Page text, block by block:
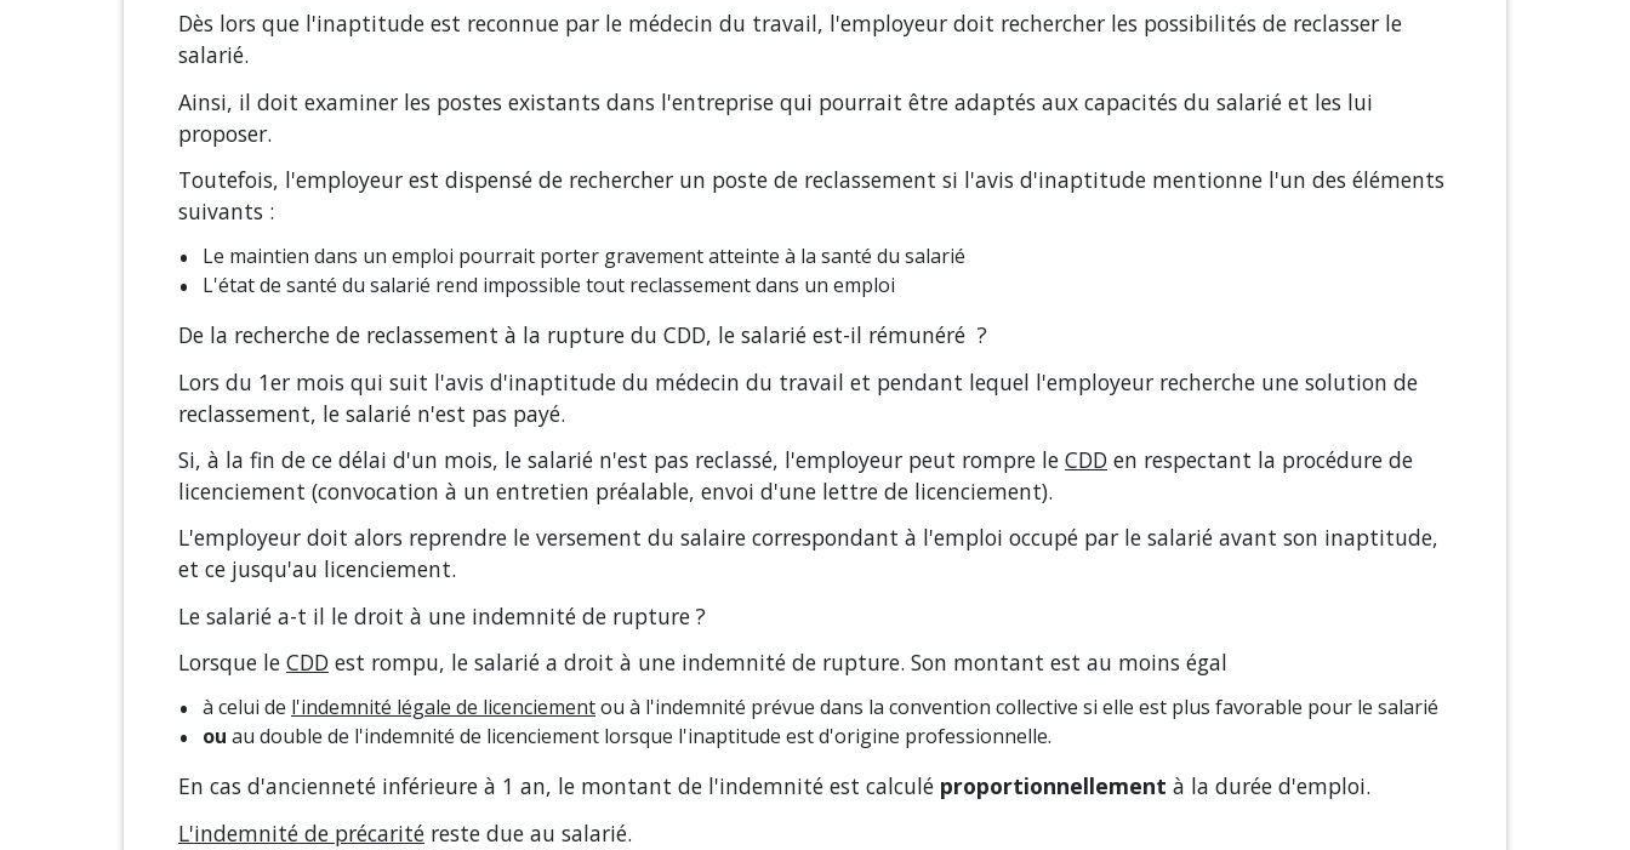
Dès lors que l'inaptitude est reconnue par le médecin du travail, l'employeur doit rechercher les possibilités de reclasser le
salarié.
Ainsi, il doit examiner les postes existants dans l'entreprise qui pourrait être adaptés aux capacités du salarié et les lui
proposer.
Toutefois, l'employeur est dispensé de rechercher un poste de reclassement si l'avis d'inaptitude mentionne l'un des éléments
suivants :
Le maintien dans un emploi pourrait porter gravement atteinte à la santé du salarié
L'état de santé du salarié rend impossible tout reclassement dans un emploi
De la recherche de reclassement à la rupture du CDD, le salarié est-il rémunéré ?
Lors du 1er mois qui suit l'avis d'inaptitude du médecin du travail et pendant lequel l'employeur recherche une solution de
reclassement, le salarié n'est pas payé.
Si, à la fin de ce délai d'un mois, le salarié n'est pas reclassé, l'employeur peut rompre le CDD en respectant la procédure de
licenciement (convocation à un entretien préalable, envoi d'une lettre de licenciement).
L'employeur doit alors reprendre le versement du salaire correspondant à l'emploi occupé par le salarié avant son inaptitude,
et ce jusqu'au licenciement.
Le salarié a-t il le droit à une indemnité de rupture ?
Lorsque le CDD est rompu, le salarié a droit à une indemnité de rupture. Son montant est au moins égal
à celui de l'indemnité légale de licenciementou à l'indemnité prévue dans la convention collective si elle est plus favorable pour le salarié
ou au double de l'indemnité de licenciement lorsque l'inaptitude est d'origine professionnelle.
En cas d'ancienneté inférieure à 1 an, le montant de l'indemnité est calculé proportionnellement à la durée d'emploi.
L'indemnité de précarité reste due au salarié.